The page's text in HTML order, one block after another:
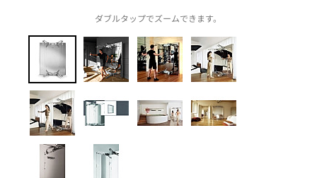
ダブルタップでズームできます。